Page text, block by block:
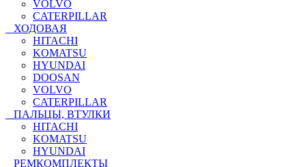
VOLVO
CATERPILLAR
ХОДОВАЯ
HITACHI
KOMATSU
HYUNDAI
DOOSAN
VOLVO
CATERPILLAR
ПАЛЬЦЫ, ВТУЛКИ
HITACHI
KOMATSU
HYUNDAI
РЕМКОМПЛЕКТЫ